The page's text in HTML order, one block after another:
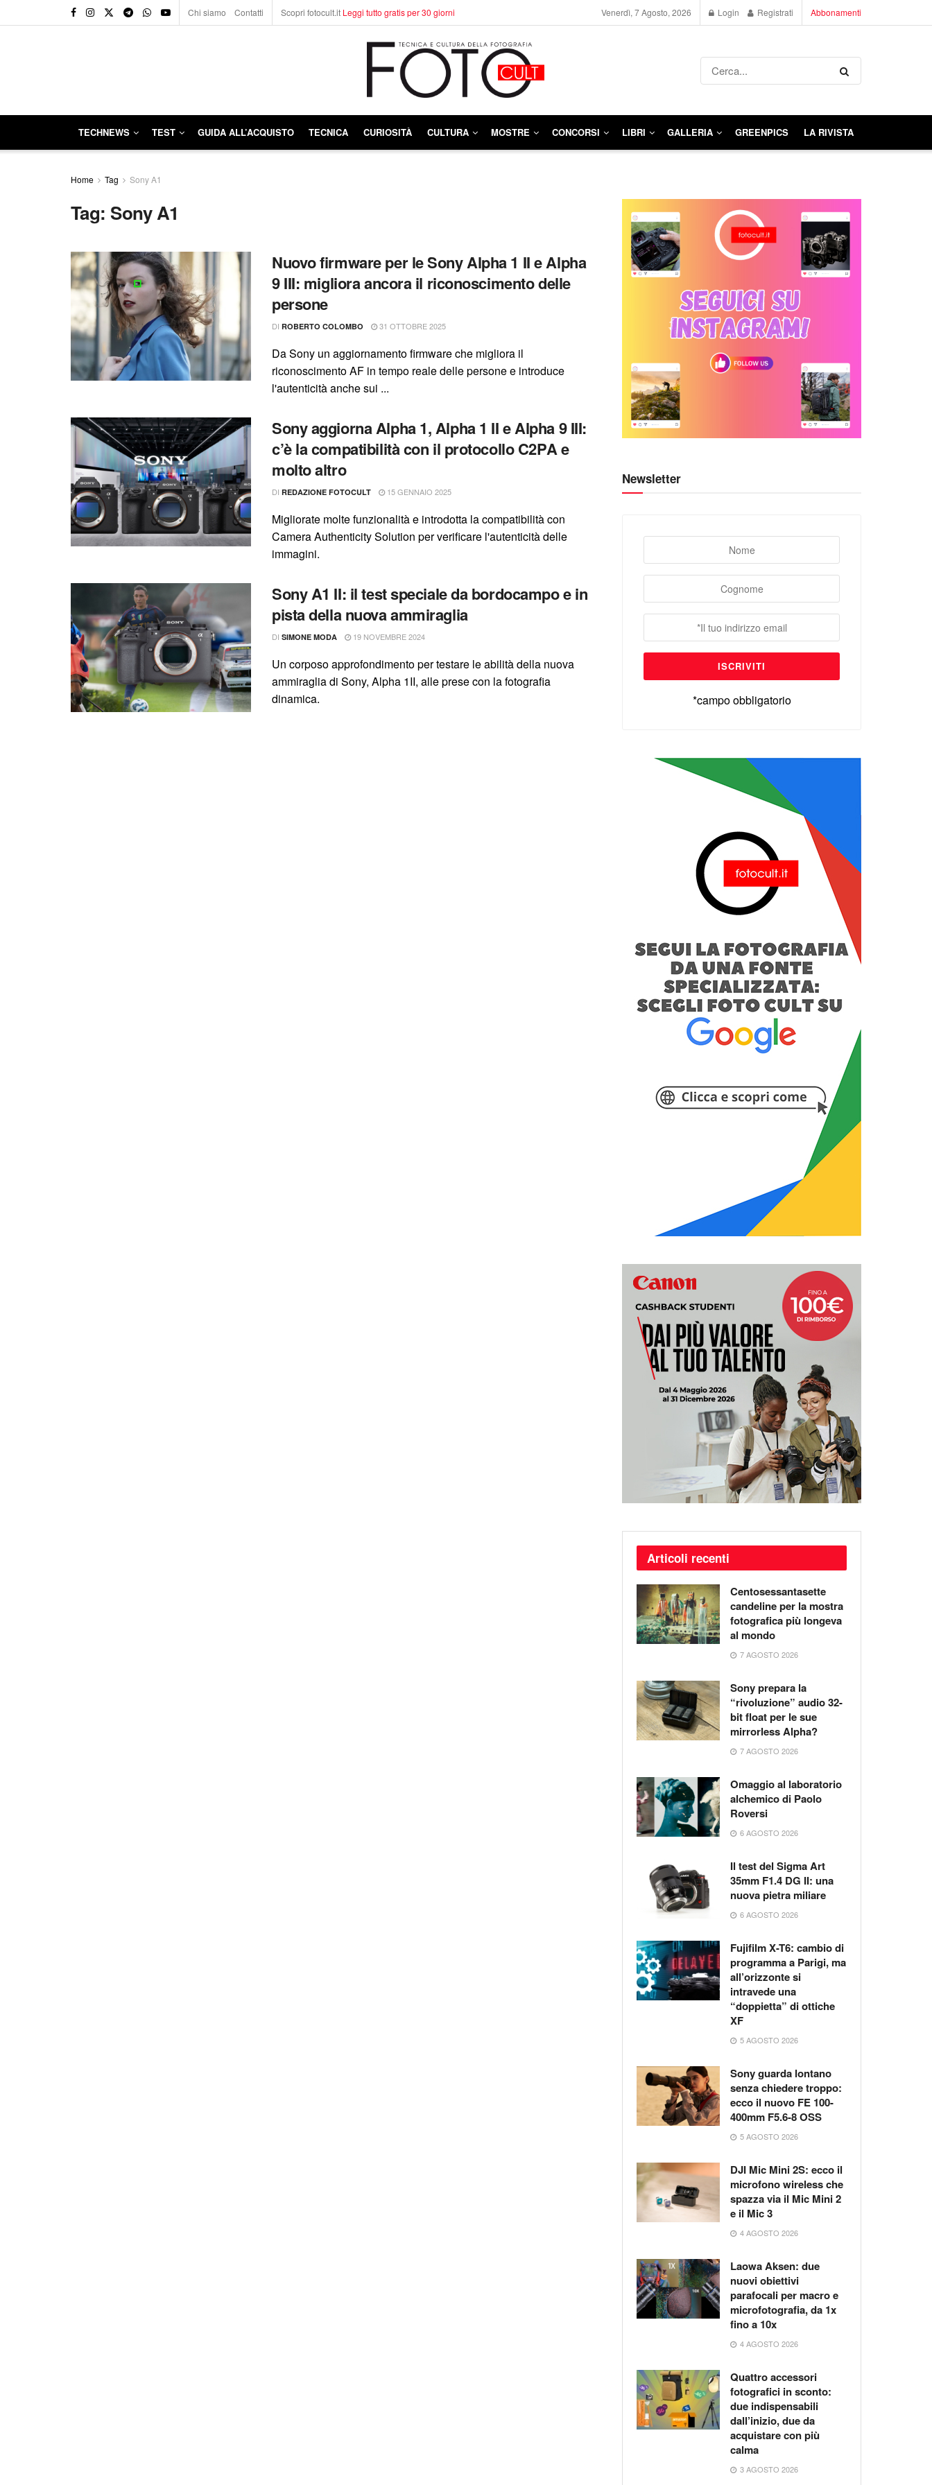
Chi siamo Contatti Scopri fotocult.it Leggi tutto gratis per 30 giorni Venerdì, 7 Agosto, 2026 Login Registrati Abbonamenti
TECHNEWS TEST GUIDA ALL’ACQUISTO TECNICA CURIOSITÀ CULTURA MOSTRE CONCORSI LIBRI GALLERIA GREENPICS LA RIVISTA
Home Tag Sony A1
Tag: Sony A1
Nuovo firmware per le Sony Alpha 1 II e Alpha
9 III: migliora ancora il riconoscimento delle
persone
DI ROBERTO COLOMBO 31 OTTOBRE 2025
Da Sony un aggiornamento firmware che migliora il
riconoscimento AF in tempo reale delle persone e introduce
l'autenticità anche sui ...
Sony aggiorna Alpha 1, Alpha 1 II e Alpha 9 III:
c’è la compatibilità con il protocollo C2PA e
molto altro
DI REDAZIONE FOTOCULT 15 GENNAIO 2025
Migliorate molte funzionalità e introdotta la compatibilità con
Camera Authenticity Solution per verificare l'autenticità delle
immagini.
Sony A1 II: il test speciale da bordocampo e in
pista della nuova ammiraglia
DI SIMONE MODA 19 NOVEMBRE 2024
Un corposo approfondimento per testare le abilità della nuova
ammiraglia di Sony, Alpha 1II, alle prese con la fotografia
dinamica.
Newsletter
*campo obbligatorio
Articoli recenti
Centosessantasette
candeline per la mostra
fotografica più longeva
al mondo
7 AGOSTO 2026
Sony prepara la
“rivoluzione” audio 32-
bit float per le sue
mirrorless Alpha?
7 AGOSTO 2026
Omaggio al laboratorio
alchemico di Paolo
Roversi
6 AGOSTO 2026
Il test del Sigma Art
35mm F1.4 DG II: una
nuova pietra miliare
6 AGOSTO 2026
Fujifilm X-T6: cambio di
programma a Parigi, ma
all’orizzonte si
intravede una
“doppietta” di ottiche
XF
5 AGOSTO 2026
Sony guarda lontano
senza chiedere troppo:
ecco il nuovo FE 100-
400mm F5.6-8 OSS
5 AGOSTO 2026
DJI Mic Mini 2S: ecco il
microfono wireless che
spazza via il Mic Mini 2
e il Mic 3
4 AGOSTO 2026
Laowa Aksen: due
nuovi obiettivi
parafocali per macro e
microfotografia, da 1x
fino a 10x
4 AGOSTO 2026
Quattro accessori
fotografici in sconto:
due indispensabili
dall’inizio, due da
acquistare con più
calma
3 AGOSTO 2026